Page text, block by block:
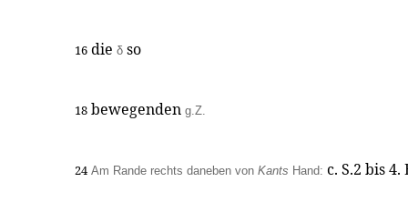
16 die δ so
18 bewegenden g.Z.
24 Am Rande rechts daneben von Kants Hand: c. S.2 bis 4.